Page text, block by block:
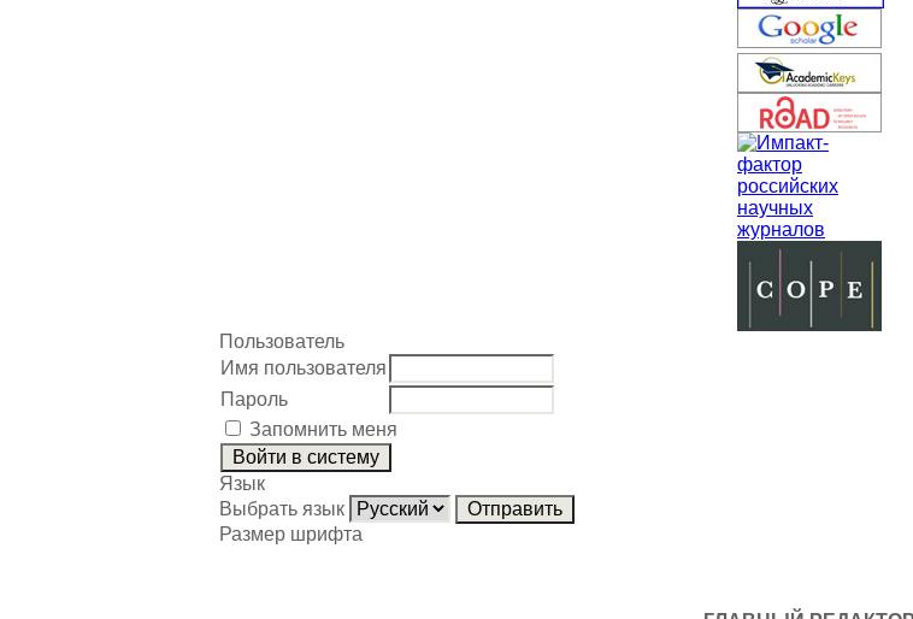
Пользователь
Имя пользователя
Пароль
Запомнить меня
Язык
Выбрать язык
Размер шрифта